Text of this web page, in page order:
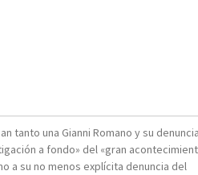
tanto una Gianni Romano y su
a fondo» del «gran
a su no menos explícita denuncia del